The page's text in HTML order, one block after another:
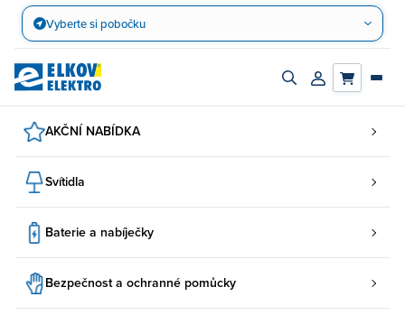
Přejít
obsah
Vyberte si pobočku
Zapnout/vypnout
Přihlásit/
AKČNÍ NABÍDKA
Svítidla
Baterie a nabíječky
Bezpečnost a ochranné pomůcky